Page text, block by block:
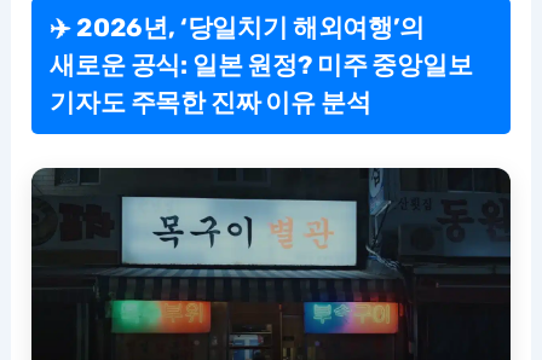
✈️ 2026년, ‘당일치기 해외여행’의
새로운 공식: 일본 원정? 미주 중앙일보
기자도 주목한 진짜 이유 분석